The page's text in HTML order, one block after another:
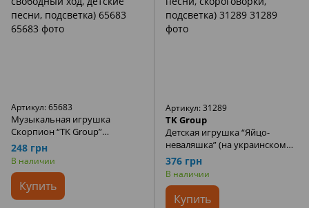
Артикул: 65683
Музыкальная игрушка
Скорпион “TK Group”
(украинская озвучка,
свободный ход, детские
248 грн
В наличии
Купить
Артикул: 31289
TK Group
Детская игрушка “Яйцо-
неваляшка” (на украинском
языке, сказки, мелодии, песни,
скороговорки, подсветка)
376 грн
В наличии
Купить